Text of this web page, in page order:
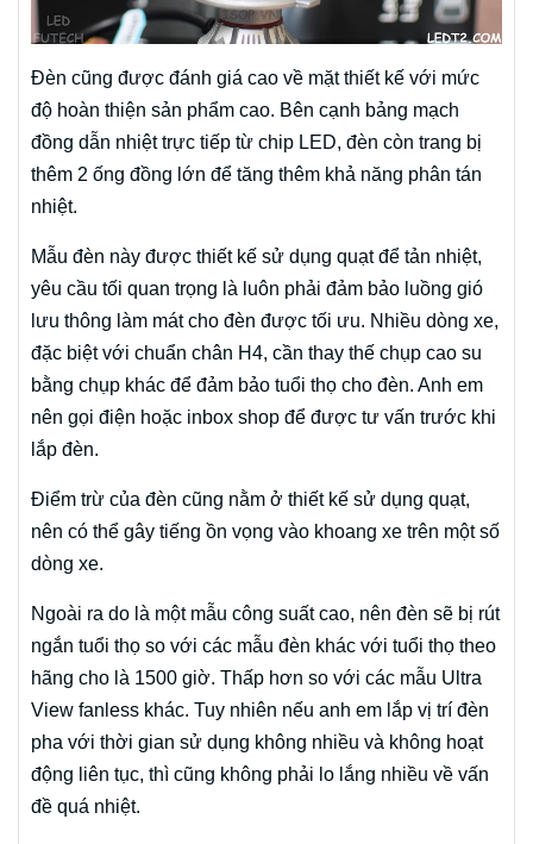
Đèn cũng được đánh giá cao về mặt thiết kế với mức
độ hoàn thiện sản phẩm cao. Bên cạnh bảng mạch
đồng dẫn nhiệt trực tiếp từ chip LED, đèn còn trang bị
thêm 2 ống đồng lớn để tăng thêm khả năng phân tán
nhiệt.
Mẫu đèn này được thiết kế sử dụng quạt để tản nhiệt,
yêu cầu tối quan trọng là luôn phải đảm bảo luồng gió
lưu thông làm mát cho đèn được tối ưu. Nhiều dòng xe,
đặc biệt với chuẩn chân H4, cần thay thế chụp cao su
bằng chụp khác để đảm bảo tuổi thọ cho đèn. Anh em
nên gọi điện hoặc inbox shop để được tư vấn trước khi
lắp đèn.
Điểm trừ của đèn cũng nằm ở thiết kế sử dụng quạt,
nên có thể gây tiếng ồn vọng vào khoang xe trên một số
dòng xe.
Ngoài ra do là một mẫu công suất cao, nên đèn sẽ bị rút
ngắn tuổi thọ so với các mẫu đèn khác với tuổi thọ theo
hãng cho là 1500 giờ. Thấp hơn so với các mẫu Ultra
View fanless khác. Tuy nhiên nếu anh em lắp vị trí đèn
pha với thời gian sử dụng không nhiều và không hoạt
động liên tục, thì cũng không phải lo lắng nhiều về vấn
đề quá nhiệt.